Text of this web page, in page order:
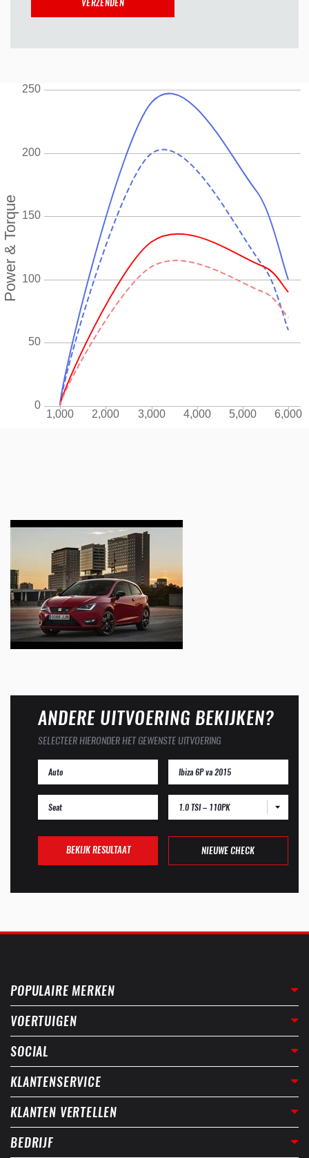
ANDERE UITVOERING BEKIJKEN?
SELECTEER HIERONDER HET GEWENSTE UITVOERING
1.0 TSI – 110PK
BEKIJK RESULTAAT NIEUWE CHECK
POPULAIRE MERKEN
VOERTUIGEN
SOCIAL
KLANTENSERVICE
KLANTEN VERTELLEN
BEDRIJF